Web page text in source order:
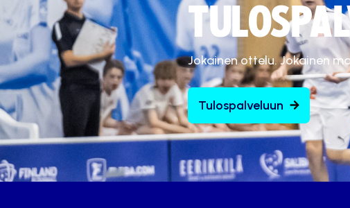
Jokainen ottelu. Jokainen
Tulospalveluun